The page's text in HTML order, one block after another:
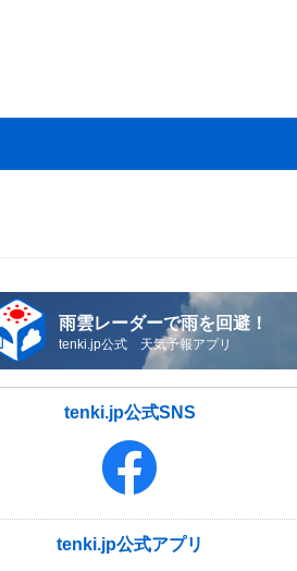
雨雲レーダーで雨を回避！
tenki.jp公式 天気予報アプリ
tenki.jp公式SNS
tenki.jp公式アプリ